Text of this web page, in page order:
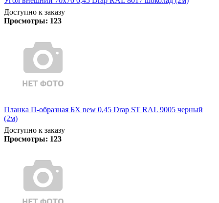
Доступно к заказу
Просмотры: 123
Планка П-образная БХ new 0,45 Drap ST RAL 9005 черный
(2м)
Доступно к заказу
Просмотры: 123